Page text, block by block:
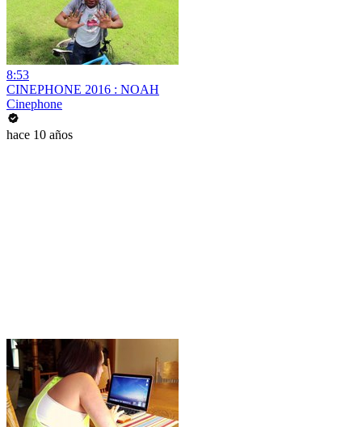
8:53
CINEPHONE 2016 : NOAH
Cinephone
hace 10 años